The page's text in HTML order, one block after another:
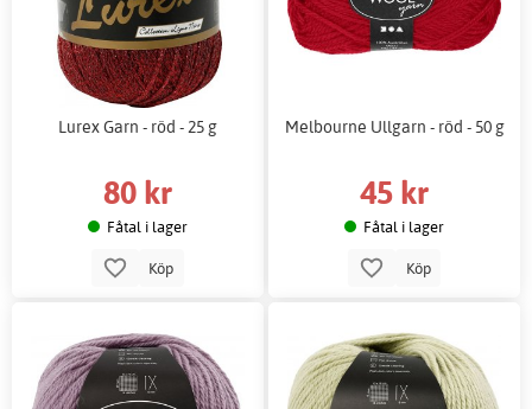
Lurex Garn - röd - 25 g
80 kr
Fåtal i lager
Köp
Melbourne Ullgarn - röd - 50 g
45 kr
Fåtal i lager
Köp